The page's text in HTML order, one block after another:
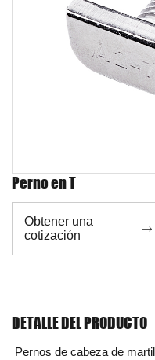
Perno en T
Obtener una
cotización

DETALLE DEL PRODUCTO
Pernos de cabeza de